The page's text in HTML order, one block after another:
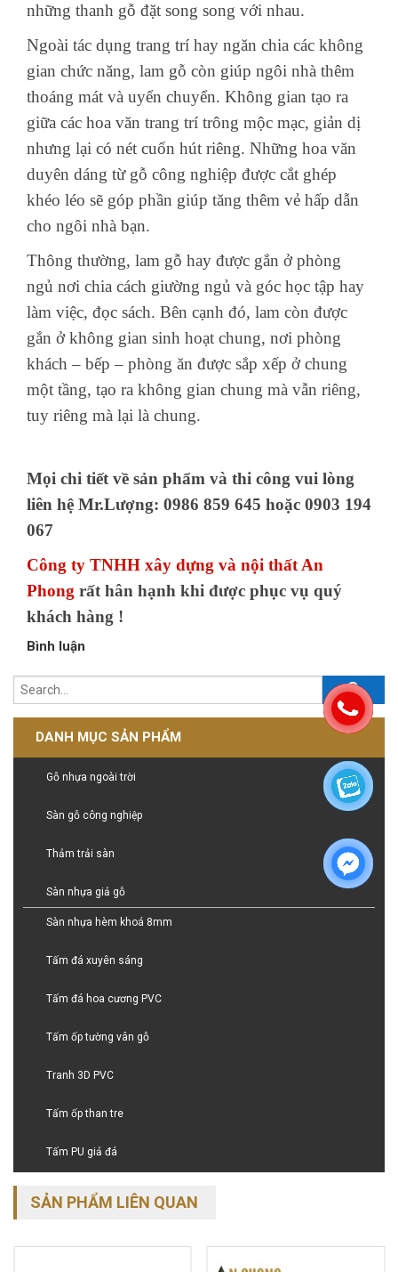
những thanh gỗ đặt song song với nhau.
Ngoài tác dụng trang trí hay ngăn chia các không
gian chức năng, lam gỗ còn giúp ngôi nhà thêm
thoáng mát và uyển chuyển. Không gian tạo ra
giữa các hoa văn trang trí trông mộc mạc, giản dị
nhưng lại có nét cuốn hút riêng. Những hoa văn
duyên dáng từ gỗ công nghiệp được cắt ghép
khéo léo sẽ góp phần giúp tăng thêm vẻ hấp dẫn
cho ngôi nhà bạn.
Thông thường, lam gỗ hay được gắn ở phòng
ngủ nơi chia cách giường ngủ và góc học tập hay
làm việc, đọc sách. Bên cạnh đó, lam còn được
gắn ở không gian sinh hoạt chung, nơi phòng
khách – bếp – phòng ăn được sắp xếp ở chung
một tầng, tạo ra không gian chung mà vẫn riêng,
tuy riêng mà lại là chung.
Mọi chi tiết về sản phẩm và thi công vui lòng
liên hệ Mr.Lượng: 0986 859 645 hoặc 0903 194
067
Công ty TNHH xây dựng và nội thất An
Phong rất hân hạnh khi được phục vụ quý
khách hàng !
Bình luận
DANH MỤC SẢN PHẨM
Gỗ nhựa ngoài trời
Sàn gỗ công nghiệp
Thảm trải sàn
Sàn nhựa giả gỗ
Sàn nhựa hèm khoá 8mm
Tấm đá xuyên sáng
Tấm đá hoa cương PVC
Tấm ốp tường vân gỗ
Tranh 3D PVC
Tấm ốp than tre
Tấm PU giả đá
SẢN PHẨM LIÊN QUAN